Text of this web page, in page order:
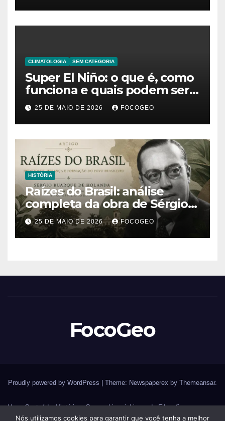
CLIMATOLOGIA SEM CATEGORIA
Super El Niño: o que é, como
funciona e quais podem ser
os impactos desse fenômeno
climático extremo no Brasil e
no mundo
25 DE MAIO DE 2026 FOCOGEO
HISTÓRIA
Raízes do Brasil: análise
completa da obra de Sérgio
Buarque de Holanda e sua
importância para entender a
formação do Brasil
25 DE MAIO DE 2026 FOCOGEO
FocoGeo
Proudly powered by WordPress Theme: Newspaperex by Themeansar.
HomeConteúdosHistória – GuerrasLivrariaLivros de Filosofia
Nós utilizamos cookies para garantir que você tenha a melhor